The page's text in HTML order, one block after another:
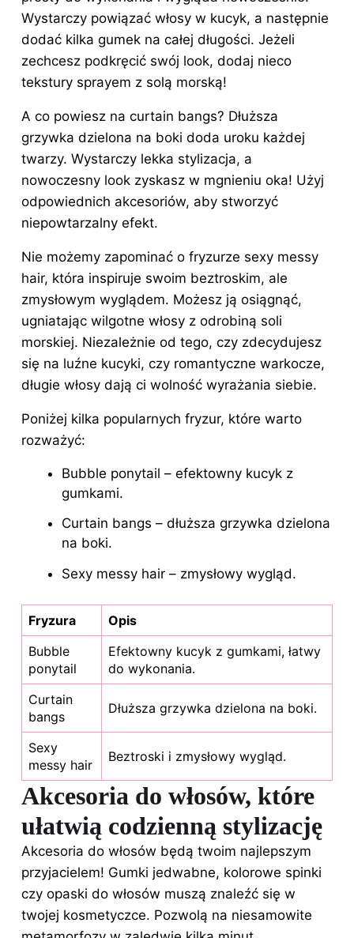
Wystarczy powiązać włosy w kucyk, a następnie
dodać kilka gumek na całej długości. Jeżeli
zechcesz podkręcić swój look, dodaj nieco
tekstury sprayem z solą morską!
A co powiesz na curtain bangs? Dłuższa
grzywka dzielona na boki doda uroku każdej
twarzy. Wystarczy lekka stylizacja, a
nowoczesny look zyskasz w mgnieniu oka! Użyj
odpowiednich akcesoriów, aby stworzyć
niepowtarzalny efekt.
Nie możemy zapominać o fryzurze sexy messy
hair, która inspiruje swoim beztroskim, ale
zmysłowym wyglądem. Możesz ją osiągnąć,
ugniatając wilgotne włosy z odrobiną soli
morskiej. Niezależnie od tego, czy zdecydujesz
się na luźne kucyki, czy romantyczne warkocze,
długie włosy dają ci wolność wyrażania siebie.
Poniżej kilka popularnych fryzur, które warto
rozważyć:
Bubble ponytail – efektowny kucyk z
gumkami.
Curtain bangs – dłuższa grzywka dzielona
na boki.
Sexy messy hair – zmysłowy wygląd.
Fryzura
Opis
Bubble
ponytail
Efektowny kucyk z gumkami, łatwy
do wykonania.
Curtain
bangs
Dłuższa grzywka dzielona na boki.
Sexy
messy hair
Beztroski i zmysłowy wygląd.
Akcesoria do włosów, które
ułatwią codzienną stylizację
Akcesoria do włosów będą twoim najlepszym
przyjacielem! Gumki jedwabne, kolorowe spinki
czy opaski do włosów muszą znaleźć się w
twojej kosmetyczce. Pozwolą na niesamowite